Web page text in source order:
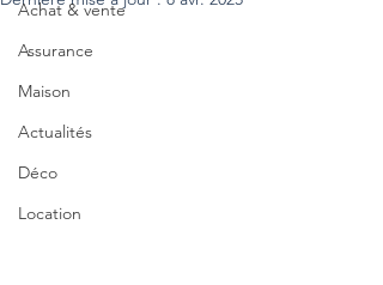
Achat & vente
Assurance
Maison
Actualités
Déco
Location